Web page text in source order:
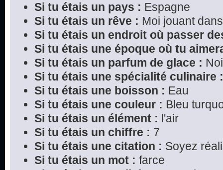
Si tu étais un pays : Espagne
Si tu étais un rêve : Moi jouant
Si tu étais un endroit où passer
Si tu étais une époque où tu
Si tu étais un parfum de glace :
Si tu étais une spécialité culinaire :
Si tu étais une boisson : Eau
Si tu étais une couleur : Bleu
Si tu étais un élément : l'air
Si tu étais un chiffre : 7
Si tu étais une citation : Soyez
Si tu étais un mot : farce